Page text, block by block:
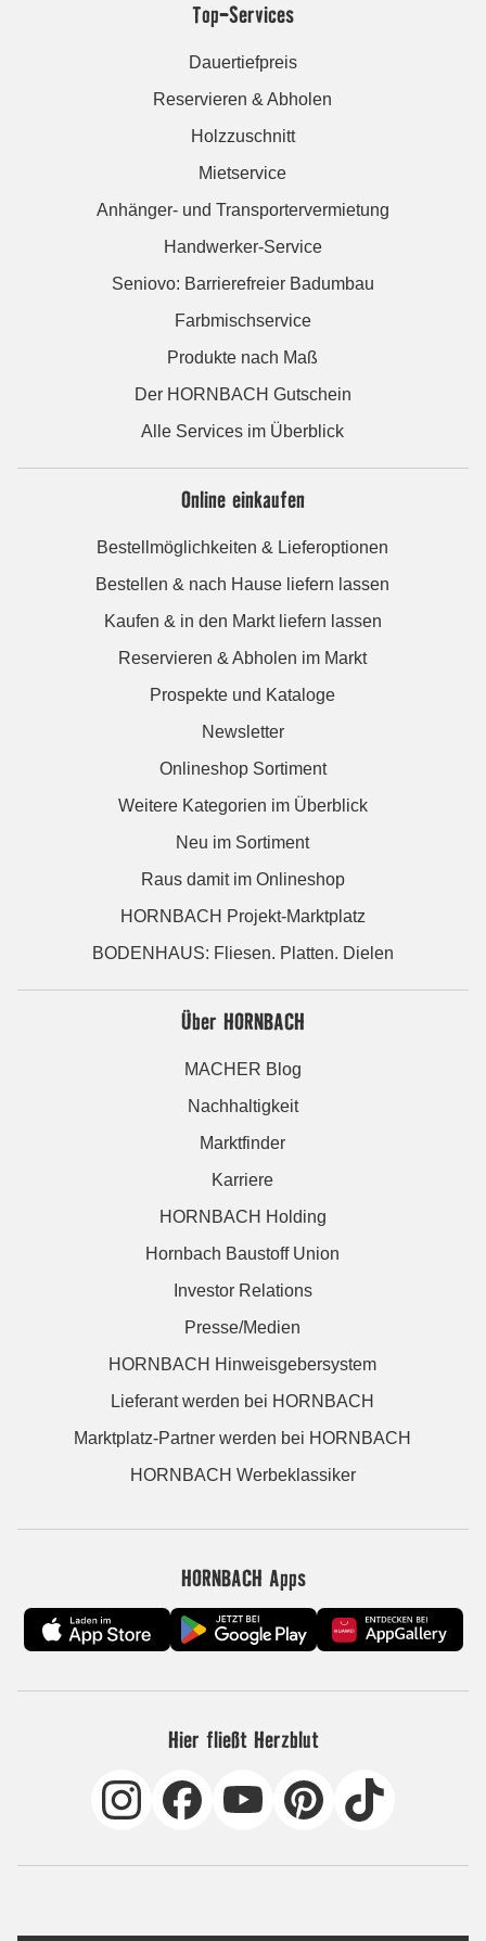
Top-Services
Dauertiefpreis
Reservieren & Abholen
Holzzuschnitt
Mietservice
Anhänger- und Transportervermietung
Handwerker-Service
Seniovo: Barrierefreier Badumbau
Farbmischservice
Produkte nach Maß
Der HORNBACH Gutschein
Alle Services im Überblick
Online einkaufen
Bestellmöglichkeiten & Lieferoptionen
Bestellen & nach Hause liefern lassen
Kaufen & in den Markt liefern lassen
Reservieren & Abholen im Markt
Prospekte und Kataloge
Newsletter
Onlineshop Sortiment
Weitere Kategorien im Überblick
Neu im Sortiment
Raus damit im Onlineshop
HORNBACH Projekt-Marktplatz
BODENHAUS: Fliesen. Platten. Dielen
Über HORNBACH
MACHER Blog
Nachhaltigkeit
Marktfinder
Karriere
HORNBACH Holding
Hornbach Baustoff Union
Investor Relations
Presse/Medien
HORNBACH Hinweisgebersystem
Lieferant werden bei HORNBACH
Marktplatz-Partner werden bei HORNBACH
HORNBACH Werbeklassiker
HORNBACH Apps
Hier fließt Herzblut